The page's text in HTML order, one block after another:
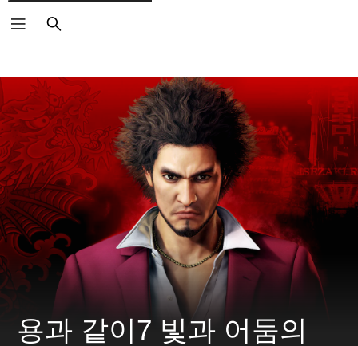
검
색
용과 같이7 빛과 어둠의